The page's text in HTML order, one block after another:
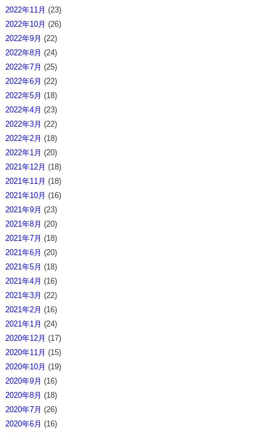
2022年11月 (23)
2022年10月 (26)
2022年9月 (22)
2022年8月 (24)
2022年7月 (25)
2022年6月 (22)
2022年5月 (18)
2022年4月 (23)
2022年3月 (22)
2022年2月 (18)
2022年1月 (20)
2021年12月 (18)
2021年11月 (18)
2021年10月 (16)
2021年9月 (23)
2021年8月 (20)
2021年7月 (18)
2021年6月 (20)
2021年5月 (18)
2021年4月 (16)
2021年3月 (22)
2021年2月 (16)
2021年1月 (24)
2020年12月 (17)
2020年11月 (15)
2020年10月 (19)
2020年9月 (16)
2020年8月 (18)
2020年7月 (26)
2020年6月 (16)